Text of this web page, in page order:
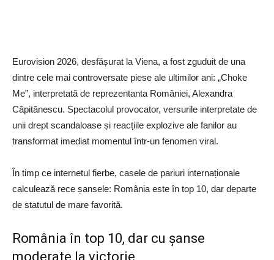
Eurovision 2026, desfășurat la Viena, a fost zguduit de una
dintre cele mai controversate piese ale ultimilor ani: „Choke
Me”, interpretată de reprezentanta României, Alexandra
Căpitănescu. Spectacolul provocator, versurile interpretate de
unii drept scandaloase și reacțiile explozive ale fanilor au
transformat imediat momentul într-un fenomen viral.
În timp ce internetul fierbe, casele de pariuri internaționale
calculează rece șansele: România este în top 10, dar departe
de statutul de mare favorită.
România în top 10, dar cu șanse
moderate la victorie